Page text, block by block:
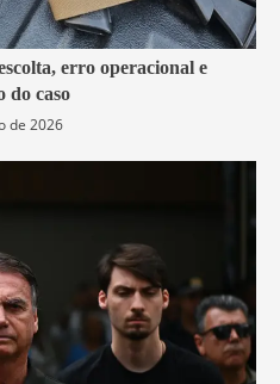
Segurança
erro operacional e
do caso
de 2026